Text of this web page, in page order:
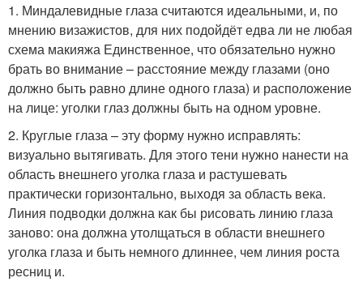
1. Миндалевидные глаза считаются идеальными, и, по
мнению визажистов, для них подойдёт едва ли не любая
схема макияжа Единственное, что обязательно нужно
брать во внимание – расстояние между глазами (оно
должно быть равно длине одного глаза) и расположение
на лице: уголки глаз должны быть на одном уровне.
2. Круглые глаза – эту форму нужно исправлять:
визуально вытягивать. Для этого тени нужно нанести на
область внешнего уголка глаза и растушевать
практически горизонтально, выходя за область века.
Линия подводки должна как бы рисовать линию глаза
заново: она должна утолщаться в области внешнего
уголка глаза и быть немного длиннее, чем линия роста
ресниц и.